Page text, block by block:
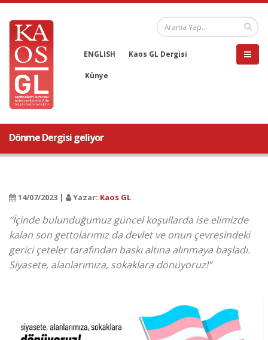
ENGLISH Kaos GL Dergisi
Künye
Dönme Dergisi geliyor
14/07/2023 | Yazar: Kaos GL
“İçinde bulunduğumuz güncel koşullarda ise elimizde
kalan son gettolarımız da devlet ve onun çevresindeki
gerici çeteler tarafından baskı altına alınmaya başladı.
Siyasete, alanlarımıza, sokaklara dönüyoruz!”